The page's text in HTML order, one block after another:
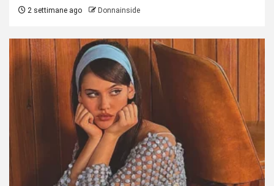
2 settimane ago Donnainside